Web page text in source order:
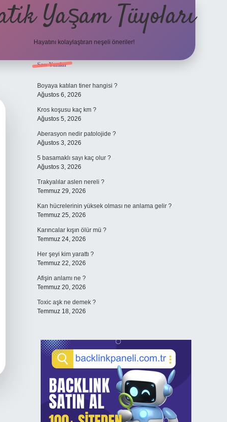
Yaşam Tüyoları
Hayatını kolaylaştıran neşeli öneriler!
Sidebar
Son Yazılar
Boyaya katılan tiner hangisi ?
Ağustos 6, 2026
Kros koşusu kaç km ?
Ağustos 5, 2026
Aberasyon nedir patolojide ?
Ağustos 3, 2026
5 basamaklı sayı kaç olur ?
Ağustos 3, 2026
Trakyalılar aslen nereli ?
Temmuz 29, 2026
Kan hücrelerinin yüksek olması ne anlama gelir ?
Temmuz 25, 2026
Karıncalar kışın ölür mü ?
Temmuz 24, 2026
Her şeyi kim yarattı ?
Temmuz 22, 2026
Afişin anlamı ne ?
Temmuz 20, 2026
Toxic aşk ne demek ?
Temmuz 18, 2026